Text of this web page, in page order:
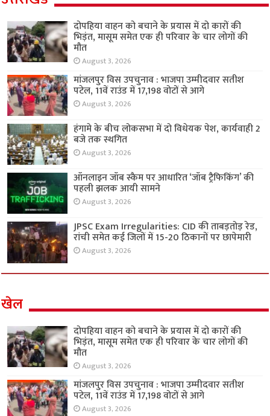
दोपहिया वाहन को बचाने के प्रयास में दो कारों की
भिड़ंत, मासूम समेत एक ही परिवार के चार लोगों की
मौत
August 3, 2026
मांजलपुर विस उपचुनाव : भाजपा उम्मीदवार सतीश
पटेल, 11वें राउंड में 17,198 वोटों से आगे
August 3, 2026
हंगामे के बीच लोकसभा में दो विधेयक पेश, कार्यवाही 2
बजे तक स्थगित
August 3, 2026
ऑनलाइन जॉब स्कैम पर आधारित ‘जॉब ट्रैफिकिंग’ की
पहली झलक आयी सामने
August 3, 2026
JPSC Exam Irregularities: CID की ताबड़तोड़ रेड,
रांची समेत कई जिलों में 15-20 ठिकानों पर छापेमारी
August 3, 2026
खेल
दोपहिया वाहन को बचाने के प्रयास में दो कारों की
भिड़ंत, मासूम समेत एक ही परिवार के चार लोगों की
मौत
August 3, 2026
मांजलपुर विस उपचुनाव : भाजपा उम्मीदवार सतीश
पटेल, 11वें राउंड में 17,198 वोटों से आगे
August 3, 2026